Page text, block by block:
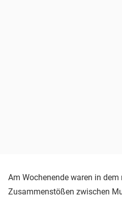
Am Wochenende waren in
Zusammenstößen zwischen